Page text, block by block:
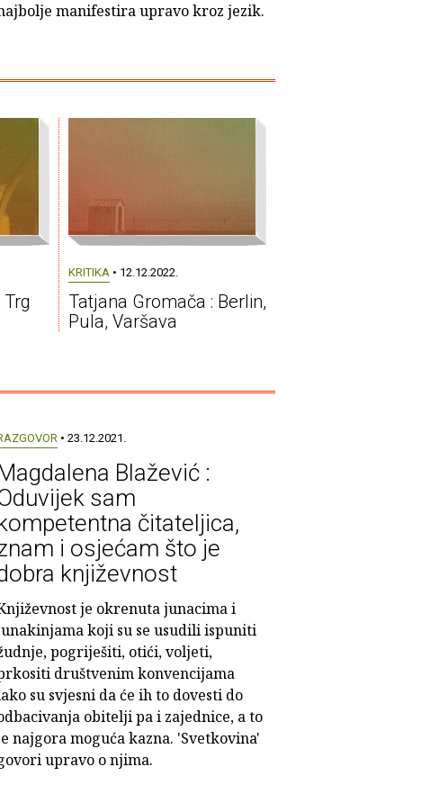
manifestira upravo kroz jezik.
KRITIKA • 12.12.2022.
Tatjana Gromača : Berlin,
Pula, Varšava
• 23.12.2021.
Blažević :
sam
čitateljica,
i osjećam što je
književnost
je okrenuta junacima i
koji su se usudili ispuniti
pogriješiti, otići, voljeti,
društvenim konvencijama
su svjesni da će ih to dovesti do
obitelji pa i zajednice, a to
najgora moguća kazna. 'Svetkovina'
upravo o njima.